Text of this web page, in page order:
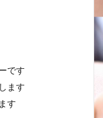
です
ます
す